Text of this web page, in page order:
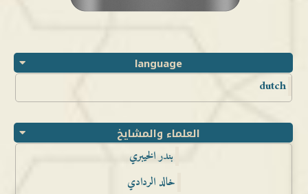
language
dutch
العلماء والمشايخ
بندر الخيبري
خالد الردادي